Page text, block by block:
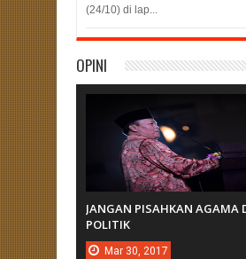
(24/10) di lap...
OPINI
JANGAN PISAHKAN AGAMA
POLITIK
Mar 30, 2017